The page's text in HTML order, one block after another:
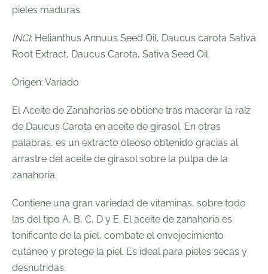
pieles maduras.
INCI: Helianthus Annuus Seed Oil, Daucus carota Sativa
Root Extract, Daucus Carota, Sativa Seed Oil.
Origen: Variado
El Aceite de Zanahorias se obtiene tras macerar la raíz
de Daucus Carota en aceite de girasol. En otras
palabras, es un extracto oleoso obtenido gracias al
arrastre del aceite de girasol sobre la pulpa de la
zanahoria.
Contiene una gran variedad de vitaminas, sobre todo
las del tipo A, B, C, D y E. El aceite de zanahoria es
tonificante de la piel, combate el envejecimiento
cutáneo y protege la piel. Es ideal para pieles secas y
desnutridas.